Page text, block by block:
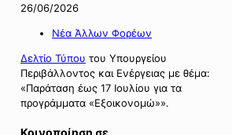
26/06/2026
Νέα Άλλων Φορέων
Δελτίο Τύπου του Υπουργείου
Περιβάλλοντος και Ενέργειας με θέμα:
«Παράταση έως 17 Ιουλίου για τα
προγράμματα «Εξοικονομώ»».